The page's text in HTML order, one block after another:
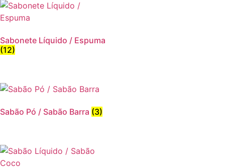
Sabonete Líquido / Espuma
(12)
Sabão Pó / Sabão Barra (3)